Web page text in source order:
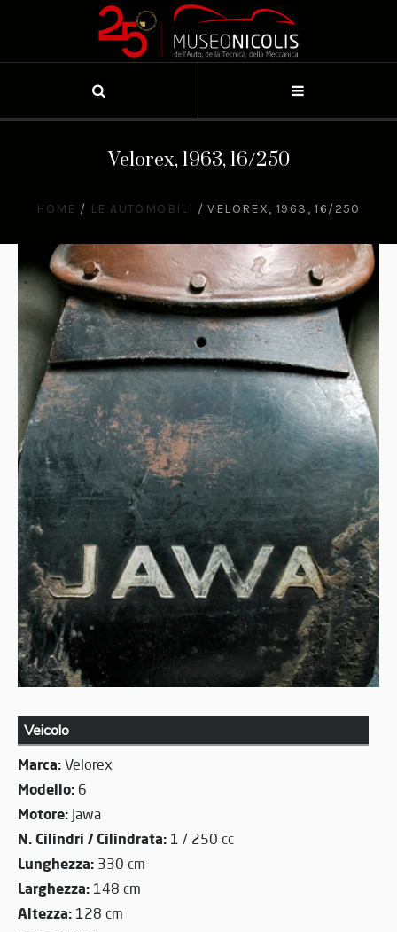
Velorex, 1963, 16/250
HOME / LE AUTOMOBILI / VELOREX, 1963, 16/250
Veicolo
Marca: Velorex
Modello: 6
Motore: Jawa
N. Cilindri / Cilindrata: 1 / 250 cc
Lunghezza: 330 cm
Larghezza: 148 cm
Altezza: 128 cm